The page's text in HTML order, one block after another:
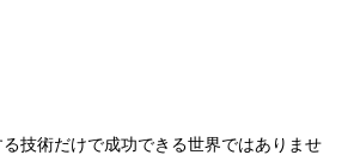
技術だけで成功できる世界ではありませ